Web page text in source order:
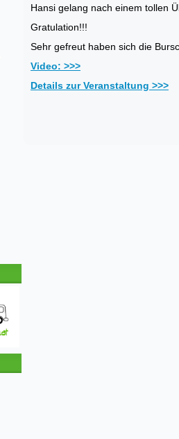
Hansi gelang nach einem tollen
Gratulation!!!
Sehr gefreut haben sich die
Video: >>>
Details zur Veranstaltung >>>